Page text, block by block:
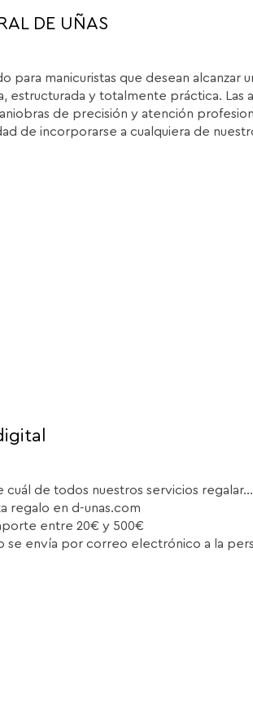
DE UÑAS
para manicuristas que desean
estructurada y totalmente práctica. Las
de precisión y atención
de incorporarse a cualquiera de
cuál de todos nuestros servicios
regalo en d-unas.com
entre 20€ y 500€
se envía por correo electrónico a la